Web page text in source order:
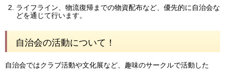
ライフライン、物流復帰までの物資配布など、優先的に自治会な
どを通じて行います。
自治会の活動について！
自治会ではクラブ活動や文化展など、趣味のサークルで活動した